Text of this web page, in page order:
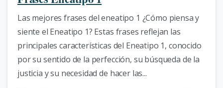
Las mejores frases del eneatipo 1 ¿Cómo piensa y
siente el Eneatipo 1? Estas frases reflejan las
principales características del Eneatipo 1, conocido
por su sentido de la perfección, su búsqueda de la
justicia y su necesidad de hacer las...